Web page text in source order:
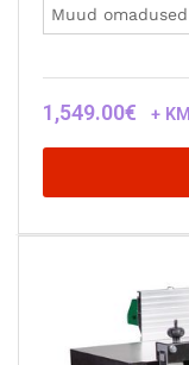
Muud omadused
1,549.00€ + KM